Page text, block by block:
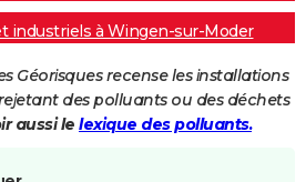
industriels à Wingen-sur-Moder
Géorisques recense les installations
des polluants ou des déchets
aussi le lexique des polluants.